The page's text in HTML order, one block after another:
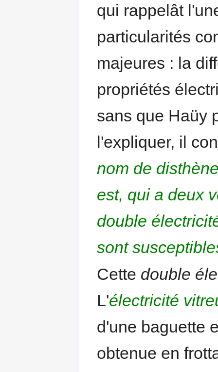
qui rappelât
particularités
majeures : la
propriétés
sans que Haüy
l'expliquer, il
nom de
est, qui a deux
double
sont
Cette double
L'électricité
d'une baguette
obtenue en